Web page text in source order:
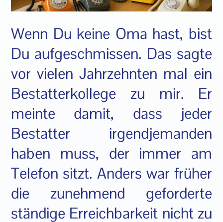
Wenn Du keine Oma hast, bist
Du aufgeschmissen. Das sagte
vor vielen Jahrzehnten mal ein
Bestatterkollege zu mir. Er
meinte damit, dass jeder
Bestatter irgendjemanden
haben muss, der immer am
Telefon sitzt. Anders war früher
die zunehmend geforderte
ständige Erreichbarkeit nicht zu